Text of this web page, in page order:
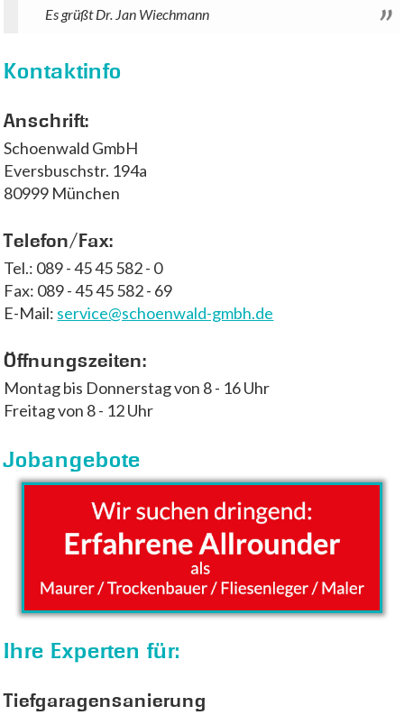
Es grüßt Dr. Jan Wiechmann
Kontaktinfo
Anschrift:
Schoenwald GmbH
Eversbuschstr. 194a
80999 München
Telefon/Fax:
Tel.: 089 - 45 45 582 - 0
Fax: 089 - 45 45 582 - 69
E-Mail: ed.hbmg-dlawneohcs@ecivres
Öffnungszeiten:
Montag bis Donnerstag von 8 - 16 Uhr
Freitag von 8 - 12 Uhr
Jobangebote
Ihre Experten für:
Tiefgaragensanierung